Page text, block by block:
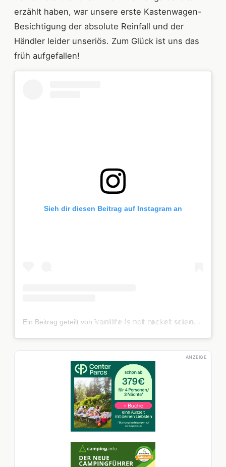
erzählt haben, war unsere erste Kastenwagen-
Besichtigung der absolute Reinfall und der
Händler leider unseriös. Zum Glück ist uns das
früh aufgefallen!
Sieh dir diesen Beitrag auf Instagram an
Ein Beitrag geteilt von 𝕍𝕒𝕟𝕝𝕚𝕗𝕖 𝕚𝕤 𝕟𝕠𝕥 𝕣𝕠𝕔𝕜𝕖𝕥 𝕤𝕔𝕚𝕖𝕟𝕔𝕖 (@meilentrio)
ANZEIGE